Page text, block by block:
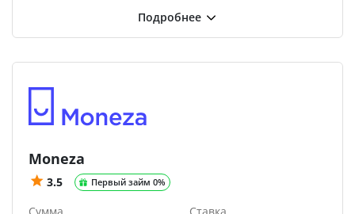
Moneza
3.5 Первый займ 0%